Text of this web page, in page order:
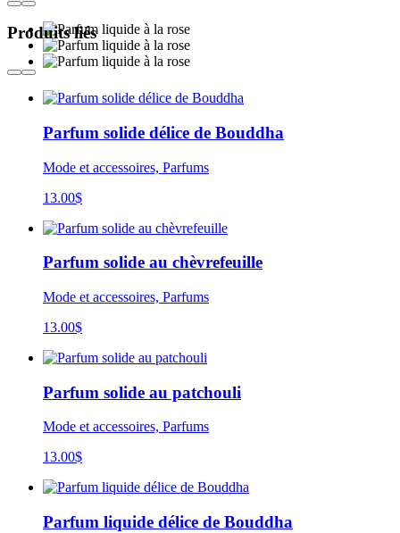
Produits liés
Parfum solide délice de Bouddha
Mode et accessoires, Parfums
13.00$
Parfum solide au chèvrefeuille
Mode et accessoires, Parfums
13.00$
Parfum solide au patchouli
Mode et accessoires, Parfums
13.00$
Parfum liquide délice de Bouddha